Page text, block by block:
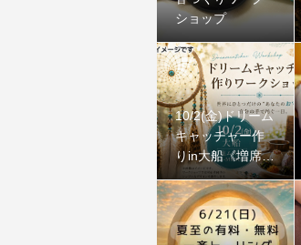
ショップ
10/2(金)ドリーム
キャッチャー作
りin大船《増席し
ました》